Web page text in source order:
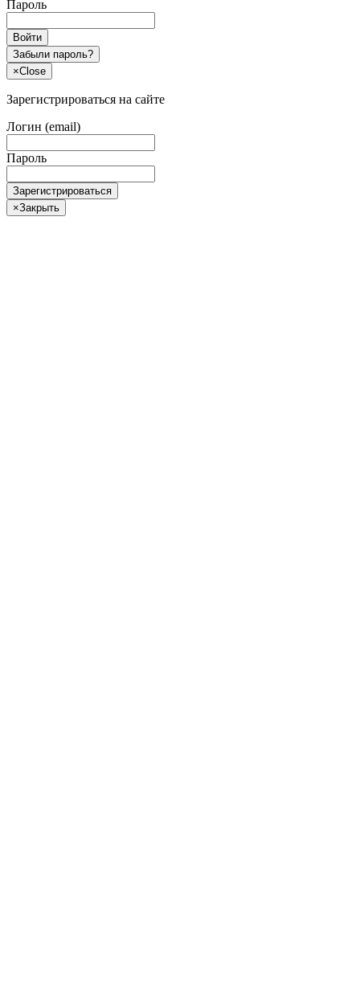
Пароль
Войти
Забыли пароль?
×Close
Зарегистрироваться на сайте
Логин (email)
Пароль
Зарегистрироваться
×Закрыть